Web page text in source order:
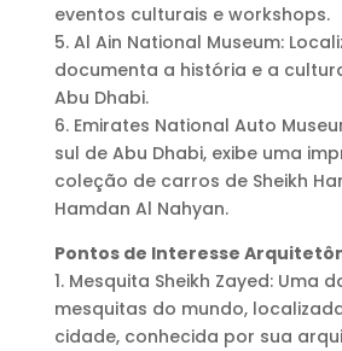
eventos culturais e workshops.
5. Al Ain National Museum:
documenta a história e a
Abu Dhabi.
6. Emirates National Auto
sul de Abu Dhabi, exibe uma
coleção de carros de Sheikh
Hamdan Al Nahyan.
Pontos de Interesse
1. Mesquita Sheikh Zayed: Uma
mesquitas do mundo,
cidade, conhecida por sua